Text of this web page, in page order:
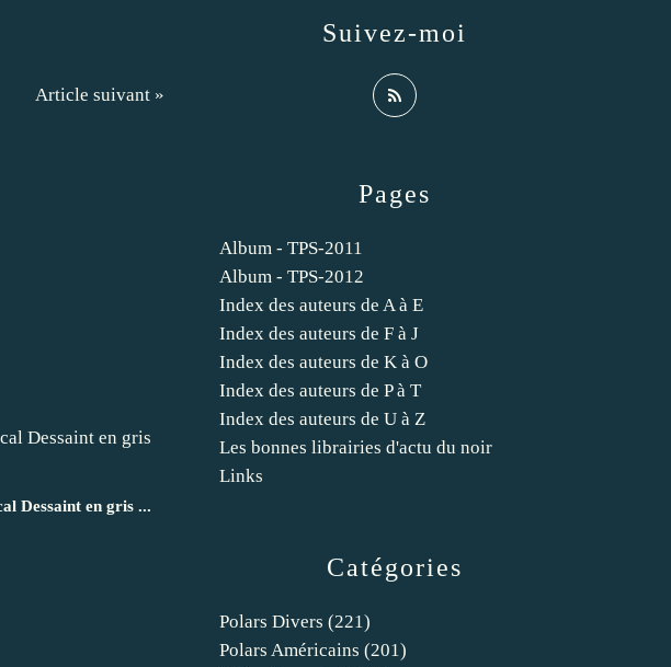
Article suivant »
Dessaint en gris ...
Catégories
Polars Divers (221)
Polars Américains (201)
Pages
Album - TPS-2011
Album - TPS-2012
Index des auteurs de A à E
Index des auteurs de F à J
Index des auteurs de K à O
Index des auteurs de P à T
Index des auteurs de U à Z
Les bonnes librairies d'actu du noir
Links
Suivez-moi